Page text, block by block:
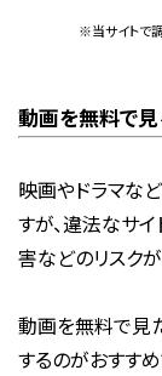
※当サイトで
動画を無料で見
映画やドラマな
すが、違法なサ
害などのリスク
動画を無料で見
するのがおすすめ